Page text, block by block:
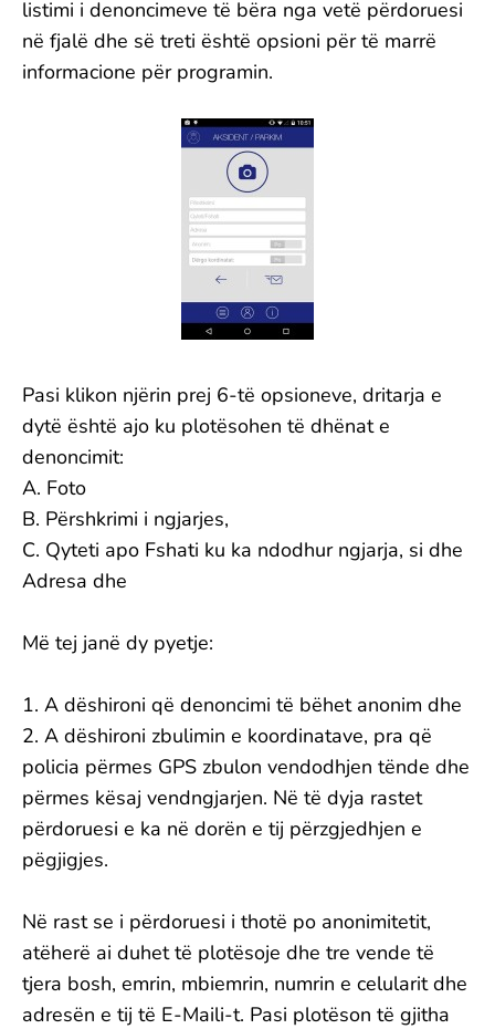
listimi i denoncimeve të bëra nga vetë përdoruesi
në fjalë dhe së treti është opsioni për të marrë
informacione për programin.
Pasi klikon njërin prej 6-të opsioneve, dritarja e
dytë është ajo ku plotësohen të dhënat e
denoncimit:
A. Foto
B. Përshkrimi i ngjarjes,
C. Qyteti apo Fshati ku ka ndodhur ngjarja, si dhe
Adresa dhe
Më tej janë dy pyetje:
1. A dëshironi që denoncimi të bëhet anonim dhe
2. A dëshironi zbulimin e koordinatave, pra që
policia përmes GPS zbulon vendodhjen tënde dhe
përmes kësaj vendngjarjen. Në të dyja rastet
përdoruesi e ka në dorën e tij përzgjedhjen e
pëgjigjes.
Në rast se i përdoruesi i thotë po anonimitetit,
atëherë ai duhet të plotësoje dhe tre vende të
tjera bosh, emrin, mbiemrin, numrin e celularit dhe
adresën e tij të E-Maili-t. Pasi plotëson të gjitha